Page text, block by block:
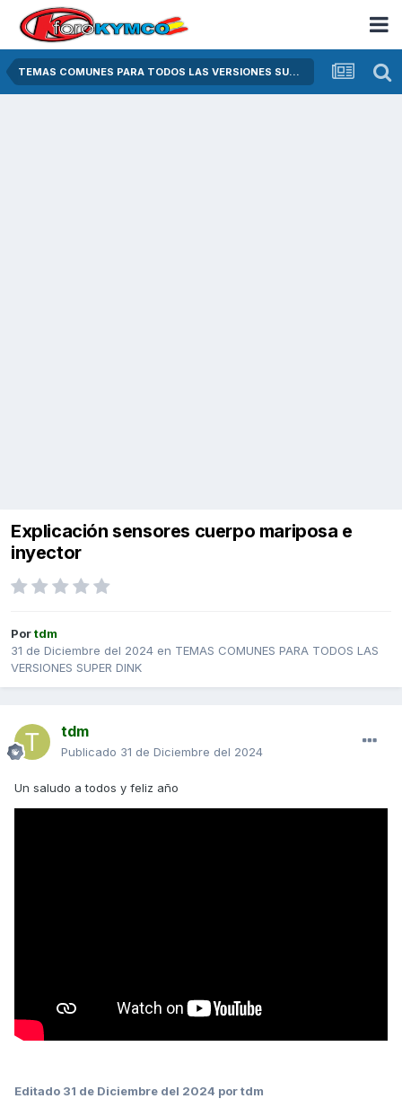
TEMAS COMUNES PARA TODOS LAS VERSIONES SUPER DINK
Explicación sensores cuerpo mariposa e
inyector
Portdm
31 de Diciembre del 2024 en TEMAS COMUNES PARA TODOS LAS
VERSIONES SUPER DINK
tdm
Publicado 31 de Diciembre del 2024
Un saludo a todos y feliz año
Editado 31 de Diciembre del 2024 por tdm